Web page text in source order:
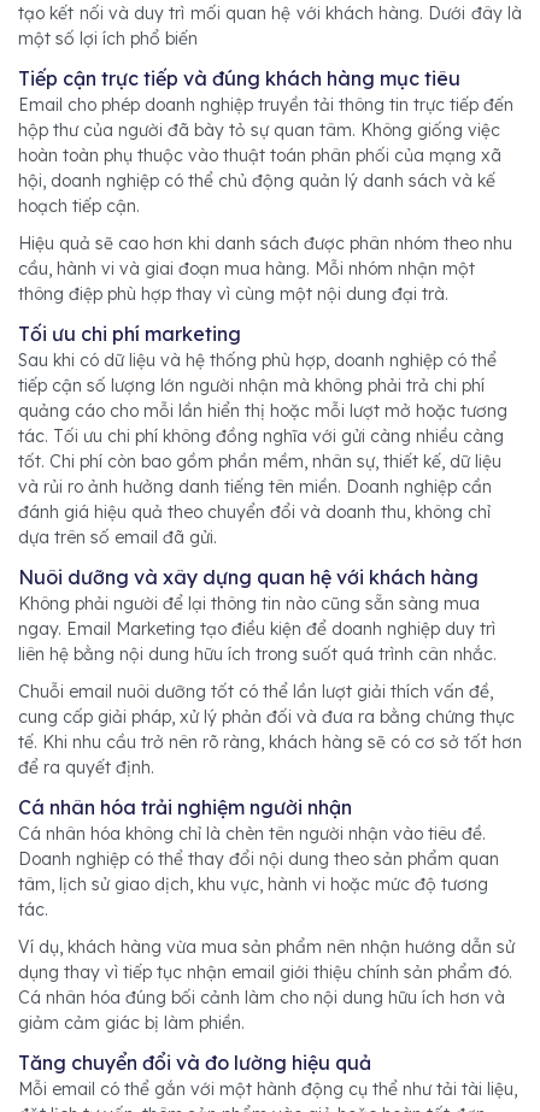
tạo kết nối và duy trì mối quan hệ với khách hàng. Dưới đây là
một số lợi ích phổ biến
Tiếp cận trực tiếp và đúng khách hàng mục tiêu
Email cho phép doanh nghiệp truyền tải thông tin trực tiếp đến
hộp thư của người đã bày tỏ sự quan tâm. Không giống việc
hoàn toàn phụ thuộc vào thuật toán phân phối của mạng xã
hội, doanh nghiệp có thể chủ động quản lý danh sách và kế
hoạch tiếp cận.
Hiệu quả sẽ cao hơn khi danh sách được phân nhóm theo nhu
cầu, hành vi và giai đoạn mua hàng. Mỗi nhóm nhận một
thông điệp phù hợp thay vì cùng một nội dung đại trà.
Tối ưu chi phí marketing
Sau khi có dữ liệu và hệ thống phù hợp, doanh nghiệp có thể
tiếp cận số lượng lớn người nhận mà không phải trả chi phí
quảng cáo cho mỗi lần hiển thị hoặc mỗi lượt mở hoặc tương
tác. Tối ưu chi phí không đồng nghĩa với gửi càng nhiều càng
tốt. Chi phí còn bao gồm phần mềm, nhân sự, thiết kế, dữ liệu
và rủi ro ảnh hưởng danh tiếng tên miền. Doanh nghiệp cần
đánh giá hiệu quả theo chuyển đổi và doanh thu, không chỉ
dựa trên số email đã gửi.
Nuôi dưỡng và xây dựng quan hệ với khách hàng
Không phải người để lại thông tin nào cũng sẵn sàng mua
ngay. Email Marketing tạo điều kiện để doanh nghiệp duy trì
liên hệ bằng nội dung hữu ích trong suốt quá trình cân nhắc.
Chuỗi email nuôi dưỡng tốt có thể lần lượt giải thích vấn đề,
cung cấp giải pháp, xử lý phản đối và đưa ra bằng chứng thực
tế. Khi nhu cầu trở nên rõ ràng, khách hàng sẽ có cơ sở tốt hơn
để ra quyết định.
Cá nhân hóa trải nghiệm người nhận
Cá nhân hóa không chỉ là chèn tên người nhận vào tiêu đề.
Doanh nghiệp có thể thay đổi nội dung theo sản phẩm quan
tâm, lịch sử giao dịch, khu vực, hành vi hoặc mức độ tương
tác.
Ví dụ, khách hàng vừa mua sản phẩm nên nhận hướng dẫn sử
dụng thay vì tiếp tục nhận email giới thiệu chính sản phẩm đó.
Cá nhân hóa đúng bối cảnh làm cho nội dung hữu ích hơn và
giảm cảm giác bị làm phiền.
Tăng chuyển đổi và đo lường hiệu quả
Mỗi email có thể gắn với một hành động cụ thể như tải tài liệu,